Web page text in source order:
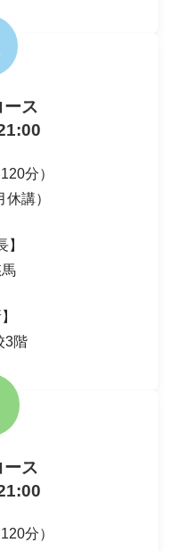
ース
分）
講）
】
3階
ス
分）